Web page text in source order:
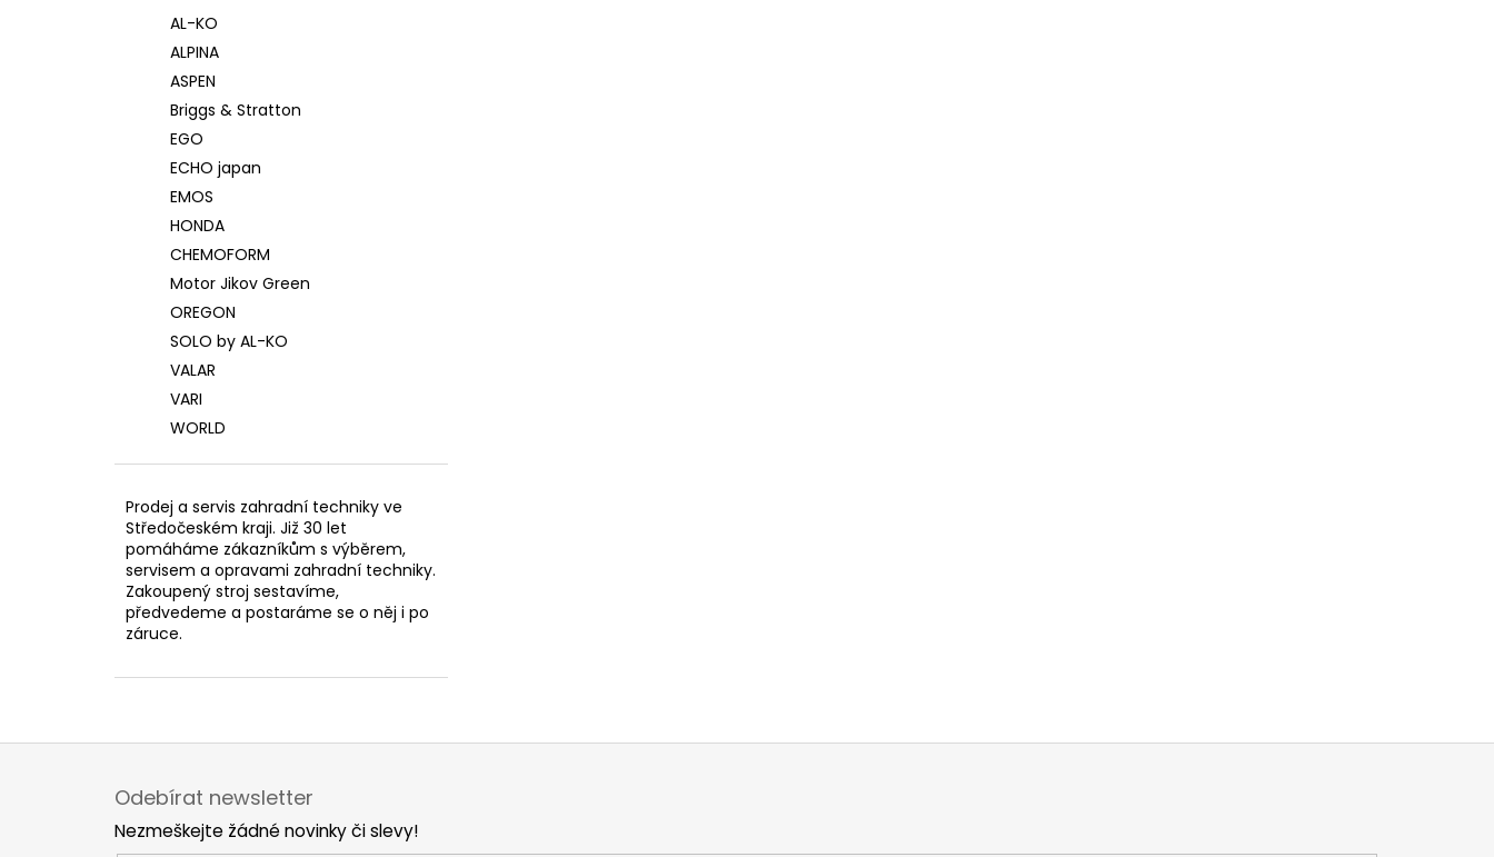
AL-KO
ALPINA
ASPEN
Briggs & Stratton
EGO
ECHO japan
EMOS
HONDA
CHEMOFORM
Motor Jikov Green
OREGON
SOLO by AL-KO
VALAR
VARI
WORLD
Prodej a servis zahradní techniky ve
Středočeském kraji. Již 30 let
pomáháme zákazníkům s výběrem,
servisem a opravami zahradní techniky.
Zakoupený stroj sestavíme,
předvedeme a postaráme se o něj i po
záruce.
Z
Odebírat newsletter
Nezmeškejte žádné novinky či slevy!